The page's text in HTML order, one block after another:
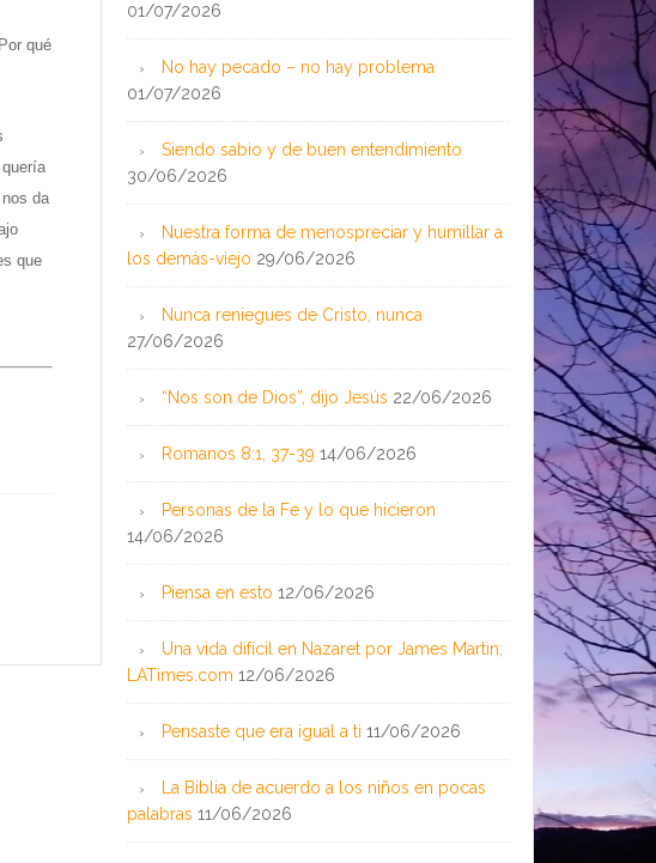
qué
da
que
01/07/2026
No hay pecado – no hay problema
01/07/2026
Siendo sabio y de buen entendimiento
30/06/2026
Nuestra forma de menospreciar y humillar a
los demás-viejo 29/06/2026
Nunca reniegues de Cristo, nunca
27/06/2026
“Nos son de Dios”, dijo Jesús 22/06/2026
Romanos 8:1, 37-39 14/06/2026
Personas de la Fe y lo que hicieron
14/06/2026
Piensa en esto 12/06/2026
Una vida difícil en Nazaret por James Martin;
LATimes.com 12/06/2026
Pensaste que era igual a ti 11/06/2026
La Biblia de acuerdo a los niños en pocas
palabras 11/06/2026